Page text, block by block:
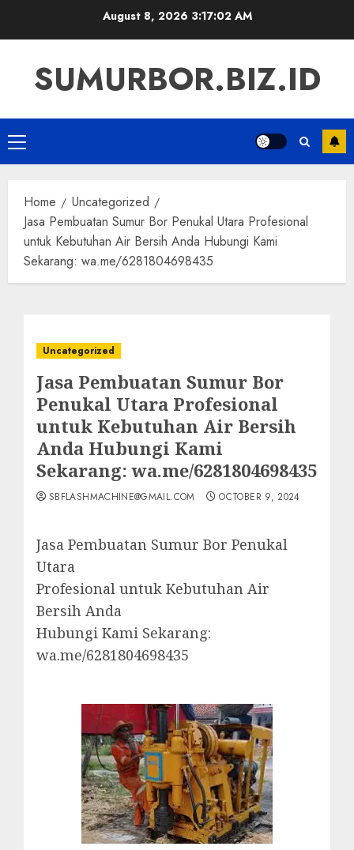
August 8, 2026 3:17:03 AM
SUMURBOR.BIZ.ID
Primary
Menu
Home
Uncategorized
Jasa Pembuatan Sumur Bor Penukal Utara Profesional
untuk Kebutuhan Air Bersih Anda Hubungi Kami
Sekarang: wa.me/6281804698435
Uncategorized
Jasa Pembuatan Sumur Bor
Penukal Utara Profesional
untuk Kebutuhan Air Bersih
Anda Hubungi Kami
Sekarang: wa.me/6281804698435
SBFLASHMACHINE@GMAIL.COM OCTOBER 9, 2024
Jasa Pembuatan Sumur Bor Penukal
Utara
Profesional untuk Kebutuhan Air
Bersih Anda
Hubungi Kami Sekarang:
wa.me/6281804698435